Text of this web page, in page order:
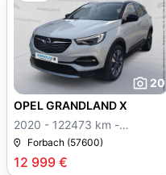
20
12 999 €
OPEL GRANDLAND X
2020 - 122473 km -
Manuelle
Forbach (57600)